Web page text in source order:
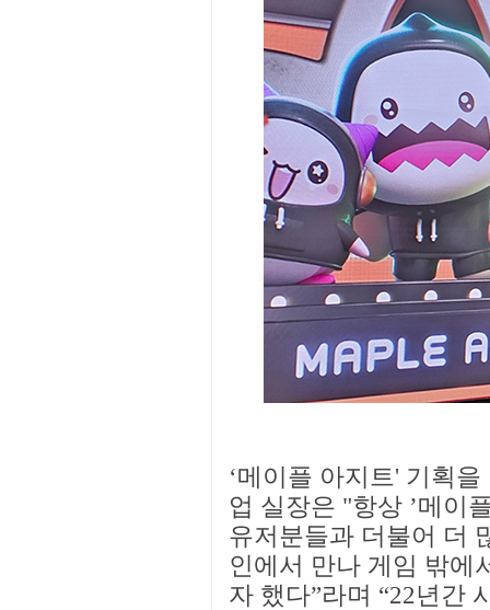
‘메이플 아지트' 기획
업 실장은 "항상 ’메이
유저분들과 더불어 더
인에서 만나 게임 밖에
자 했다”라며 “22년간